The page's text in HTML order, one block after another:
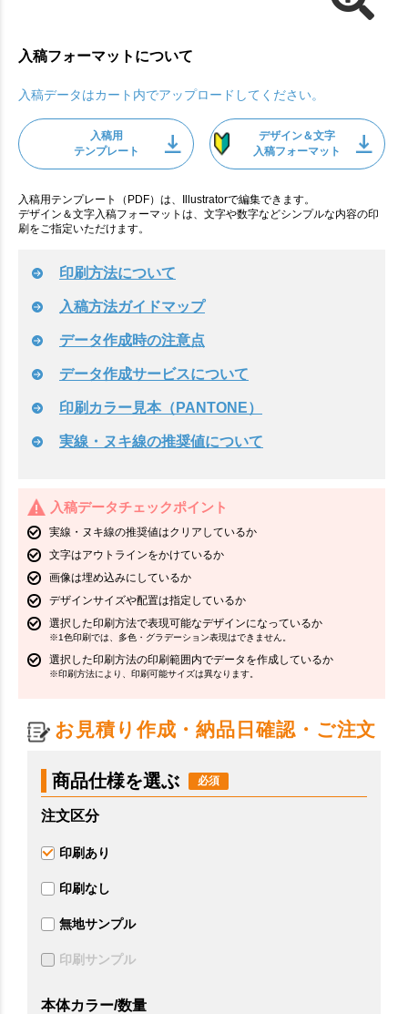
入稿フォーマットについて
入稿データはカート内でアップロードしてください。
入稿用
テンプレート
デザイン＆文字
入稿フォーマット
入稿用テンプレート（PDF）は、Illustratorで編集できます。
デザイン＆文字入稿フォーマットは、文字や数字などシンプルな内容の印
刷をご指定いただけます。
印刷方法について
入稿方法ガイドマップ
データ作成時の注意点
データ作成サービスについて
印刷カラー見本（PANTONE）
実線・ヌキ線の推奨値について
入稿データチェックポイント
実線・ヌキ線の推奨値はクリアしているか
文字はアウトラインをかけているか
画像は埋め込みにしているか
デザインサイズや配置は指定しているか
選択した印刷方法で表現可能なデザインになっているか
※1色印刷では、多色・グラデーション表現はできません。
選択した印刷方法の印刷範囲内でデータを作成しているか
※印刷方法により、印刷可能サイズは異なります。
お見積り作成・納品日確認・ご注文
商品仕様を選ぶ
注文区分
印刷あり
印刷なし
無地サンプル
印刷サンプル
本体カラー/数量